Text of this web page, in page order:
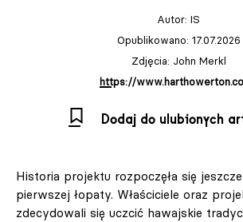
Autor: IS
Opublikowano: 17.07.2026
Zdjęcia: John Merkl
https://
Dodaj do ulubionych
Historia projektu rozpoczęła się
pierwszej łopaty. Właściciele oraz
zdecydowali się uczcić hawajskie